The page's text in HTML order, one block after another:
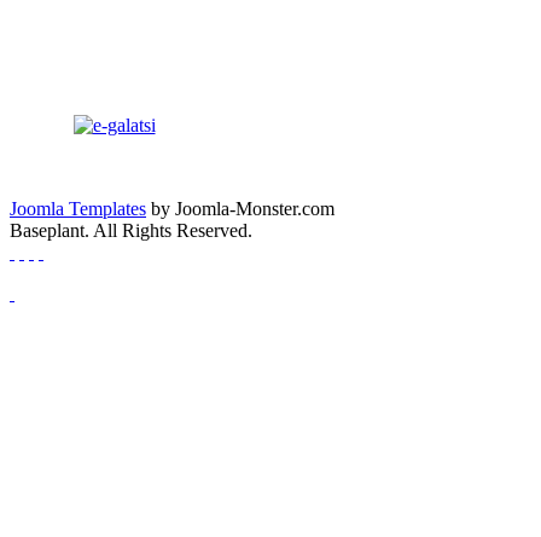
Joomla Templates by Joomla-Monster.com
Baseplant. All Rights Reserved.